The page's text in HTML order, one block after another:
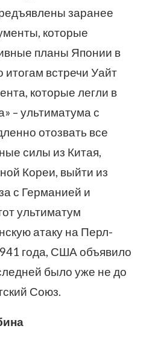
заранее
которые
планы Японии в
встречи Уайт
которые легли в
– ультиматума с
отозвать все
силы из Китая,
Кореи, выйти из
с Германией и
ультиматум
атаку на Перл-
года, США объявило
было уже не до
Союз.